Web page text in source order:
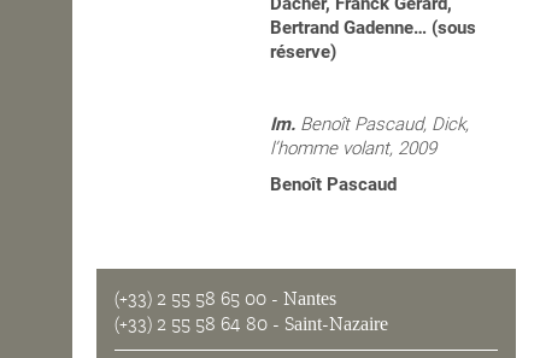
Bertrand Gadenne… (sous
réserve)
Im. Benoît Pascaud, Dick,
l’homme volant, 2009
Benoît Pascaud
(+33) 2 55 58 65 00 - Nantes
(+33) 2 55 58 64 80 - Saint-Nazaire